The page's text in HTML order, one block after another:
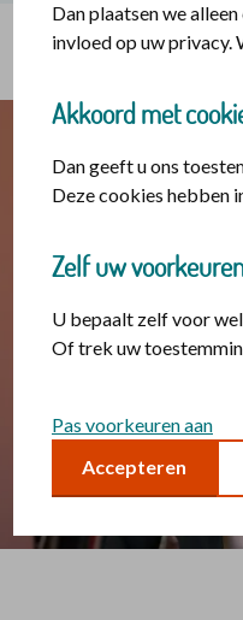
Dan plaatsen we
invloed op uw privacy.
Akkoord met
Dan geeft u ons
Deze cookies hebben
Zelf uw
U bepaalt zelf voor
Of trek uw
Pas voorkeuren aan
Accepteren